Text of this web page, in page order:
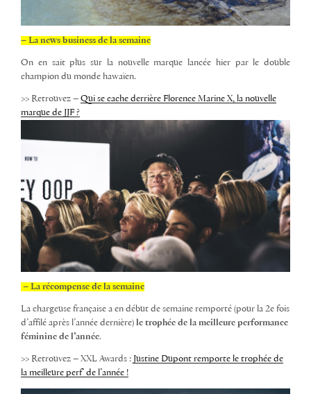
– La news business de la semaine
On en sait plus sur la nouvelle marque lancée hier par le double
champion du monde hawaïen.
>> Retrouvez – Qui se cache derrière Florence Marine X, la nouvelle
marque de JJF ?
– La récompense de la semaine
La chargeuse française a en début de semaine remporté (pour la 2e fois
d’affilé après l’année dernière) le trophée de la meilleure performance
féminine de l’année.
>> Retrouvez – XXL Awards : Justine Dupont remporte le trophée de
la meilleure perf’ de l’année !